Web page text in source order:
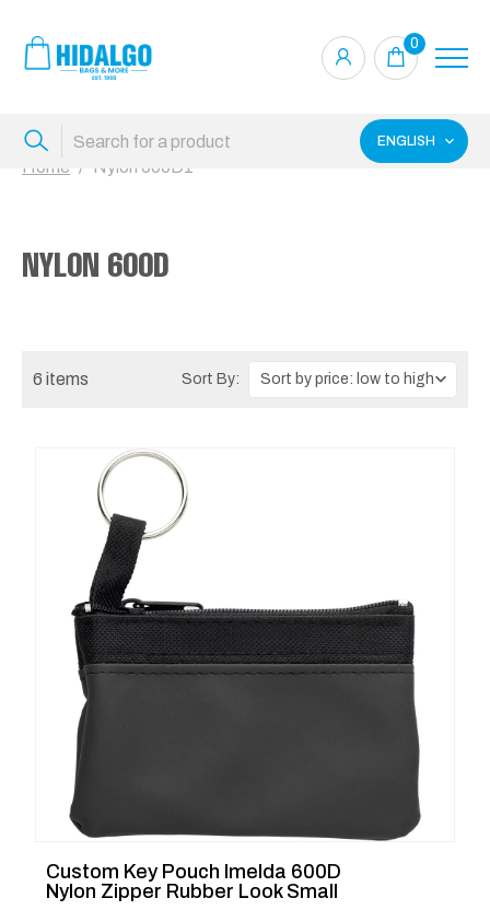
0
ENGLISH
Home Nylon 600D1
NYLON 600D
6 items Sort By:
Custom Key Pouch Imelda 600D
Nylon Zipper Rubber Look Small